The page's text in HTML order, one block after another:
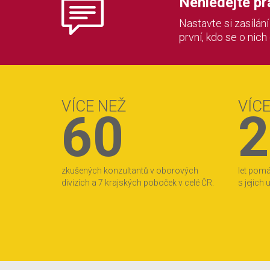
Nastavte si
první, kdo se o nich
VÍCE NEŽ
60
zkušených konzultantů v oborových
divizích a 7 krajských poboček v celé ČR.
let
s jejich